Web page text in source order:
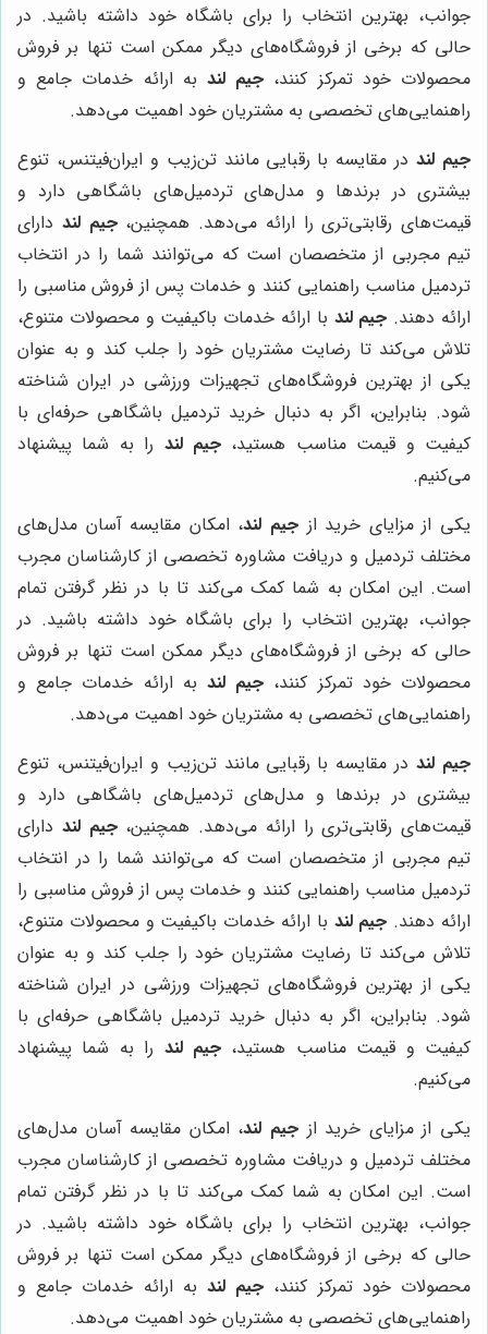
جوانب، بهترین انتخاب را برای باشگاه خود داشته باشید. در
حالی که برخی از فروشگاه‌های دیگر ممکن است تنها بر فروش
محصولات خود تمرکز کنند، جیم لند به ارائه خدمات جامع و
راهنمایی‌های تخصصی به مشتریان خود اهمیت می‌دهد.
جیم لنددر مقایسه با رقبایی مانند تن‌زیب و ایران‌فیتنس، تنوع
بیشتری در برندها و مدل‌های تردمیل‌های باشگاهی دارد و
قیمت‌های رقابتی‌تری را ارائه می‌دهد. همچنین،جیم لند دارای
تیم مجربی از متخصصان است که می‌توانند شما را در انتخاب
تردمیل مناسب راهنمایی کنند و خدمات پس از فروش مناسبی را
ارائه دهند. جیم لند با ارائه خدمات باکیفیت و محصولات متنوع،
تلاش می‌کند تا رضایت مشتریان خود را جلب کند و به عنوان
یکی از بهترین فروشگاه‌های تجهیزات ورزشی در ایران شناخته
شود. بنابراین، اگر به دنبال خرید تردمیل باشگاهی حرفه‌ای با
کیفیت و قیمت مناسب هستید، جیم لند را به شما پیشنهاد
می‌کنیم.
یکی از مزایای خرید از جیم لند، امکان مقایسه آسان مدل‌های
مختلف تردمیل و دریافت مشاوره تخصصی از کارشناسان مجرب
است. این امکان به شما کمک می‌کند تا با در نظر گرفتن تمام
جوانب، بهترین انتخاب را برای باشگاه خود داشته باشید. در
حالی که برخی از فروشگاه‌های دیگر ممکن است تنها بر فروش
محصولات خود تمرکز کنند، جیم لند به ارائه خدمات جامع و
راهنمایی‌های تخصصی به مشتریان خود اهمیت می‌دهد.
جیم لنددر مقایسه با رقبایی مانند تن‌زیب و ایران‌فیتنس، تنوع
بیشتری در برندها و مدل‌های تردمیل‌های باشگاهی دارد و
قیمت‌های رقابتی‌تری را ارائه می‌دهد. همچنین،جیم لند دارای
تیم مجربی از متخصصان است که می‌توانند شما را در انتخاب
تردمیل مناسب راهنمایی کنند و خدمات پس از فروش مناسبی را
ارائه دهند. جیم لند با ارائه خدمات باکیفیت و محصولات متنوع،
تلاش می‌کند تا رضایت مشتریان خود را جلب کند و به عنوان
یکی از بهترین فروشگاه‌های تجهیزات ورزشی در ایران شناخته
شود. بنابراین، اگر به دنبال خرید تردمیل باشگاهی حرفه‌ای با
کیفیت و قیمت مناسب هستید، جیم لند را به شما پیشنهاد
می‌کنیم.
یکی از مزایای خرید از جیم لند، امکان مقایسه آسان مدل‌های
مختلف تردمیل و دریافت مشاوره تخصصی از کارشناسان مجرب
است. این امکان به شما کمک می‌کند تا با در نظر گرفتن تمام
جوانب، بهترین انتخاب را برای باشگاه خود داشته باشید. در
حالی که برخی از فروشگاه‌های دیگر ممکن است تنها بر فروش
محصولات خود تمرکز کنند، جیم لند به ارائه خدمات جامع و
راهنمایی‌های تخصصی به مشتریان خود اهمیت می‌دهد.